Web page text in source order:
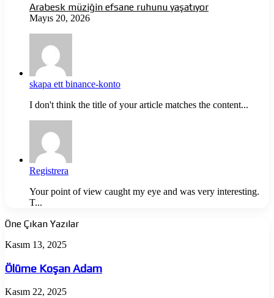
Arabesk müziğin efsane ruhunu yaşatıyor
Mayıs 20, 2026
skapa ett binance-konto
I don't think the title of your article matches the content...
Registrera
Your point of view caught my eye and was very interesting.
T...
Öne Çıkan Yazılar
Ölüme
Adam
Kasım 13, 2025
Ölüme Koşan Adam
Jujutsu
Kasım 22, 2025